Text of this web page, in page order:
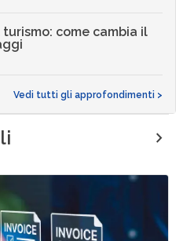
come cambia il
Vedi tutti gli approfondimenti >